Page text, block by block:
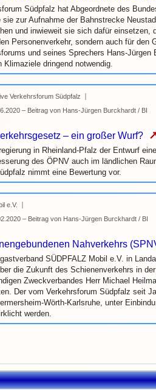
Südpfalz hat Abgeordnete des
sie zur Aufnahme der Bahnstrecke
und inwieweit sie sich dafür einsetzen,
Personenverkehr, sondern auch für den
und seines Sprechers Hans-
Klimaziele dringend notwendig.
Verkehrsforum Südpfalz
– Beitrag von Hans-Jürgen Burckhardt / BI
– ein großer Wurf?
in Rheinland-Pfalz der Entwurf
des ÖPNV auch im ländlichen
nimmt eine Bewertung vor.
e.V.
– Beitrag von Hans-Jürgen Burckhardt / BI
Nahverkehrs
SÜDPFALZ Mobil e.V. in
die Zukunft des Schienenverkehrs in
Zweckverbandes Herr Michael
Der vom Verkehrsforum Südpfalz seit
Wörth-Karlsruhe, unter
werden.